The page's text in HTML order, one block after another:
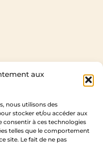
aux
nous utilisons des
stocker et/ou accéder aux
consentir à ces technologies
telles que le comportement
site. Le fait de ne pas